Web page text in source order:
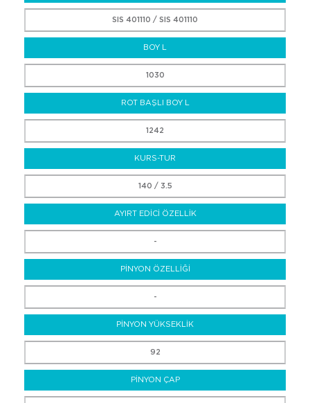
SIS 401110 / SIS 401110
BOY L
1030
ROT BAŞLI BOY L
1242
KURS-TUR
140 / 3.5
AYIRT EDİCİ ÖZELLİK
-
PİNYON ÖZELLİĞİ
-
PİNYON YÜKSEKLİK
92
PİNYON ÇAP